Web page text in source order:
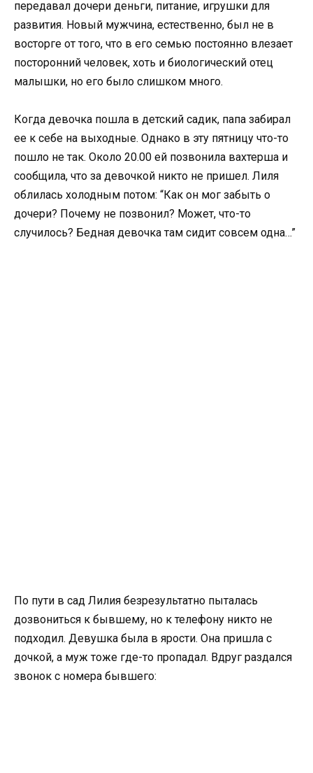
передавал дочери деньги, питание, игрушки для
развития. Новый мужчина, естественно, был не в
восторге от того, что в его семью постоянно влезает
посторонний человек, хоть и биологический отец
малышки, но его было слишком много.
Когда девочка пошла в детский садик, папа забирал
ее к себе на выходные. Однако в эту пятницу что-то
пошло не так. Около 20.00 ей позвонила вахтерша и
сообщила, что за девочкой никто не пришел. Лиля
облилась холодным потом: “Как он мог забыть о
дочери? Почему не позвонил? Может, что-то
случилось? Бедная девочка там сидит совсем одна…”
По пути в сад Лилия безрезультатно пыталась
дозвониться к бывшему, но к телефону никто не
подходил. Девушка была в ярости. Она пришла с
дочкой, а муж тоже где-то пропадал. Вдруг раздался
звонок с номера бывшего: